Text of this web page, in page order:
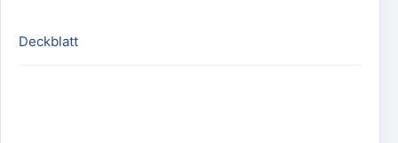
Deckblatt